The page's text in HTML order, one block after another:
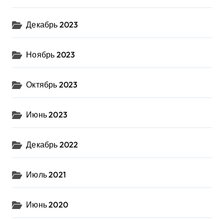
Декабрь 2023
Ноябрь 2023
Октябрь 2023
Июнь 2023
Декабрь 2022
Июль 2021
Июнь 2020